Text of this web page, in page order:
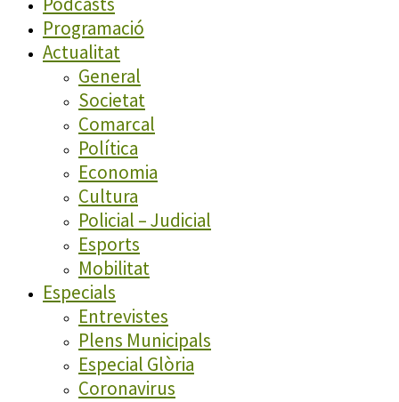
Programació
Actualitat
General
Societat
Comarcal
Política
Economia
Cultura
Policial – Judicial
Esports
Mobilitat
Especials
Entrevistes
Plens Municipals
Especial Glòria
Coronavirus